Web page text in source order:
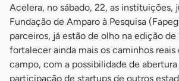
Acelera, no sábado, 22, as instituições,
Fundação de Amparo à Pesquisa
parceiros, já estão de olho na edição
fortalecer ainda mais os caminhos reais
campo, com a possibilidade de abertura
participação de startups de outros